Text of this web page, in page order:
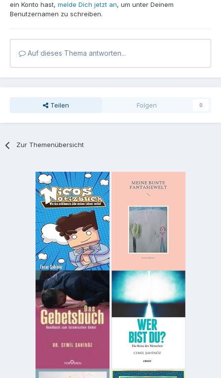
ein Konto hast, melde Dich jetzt an, um unter Deinem
Benutzernamen zu schreiben.
Auf dieses Thema antworten...
Teilen Folgen 0
Zur Themenübersicht